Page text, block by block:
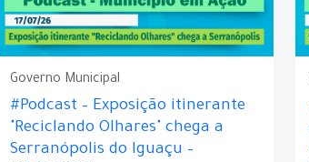
Governo Municipal
#Podcast – Exposição itinerante
"Reciclando Olhares" chega a
Serranópolis do Iguaçu –